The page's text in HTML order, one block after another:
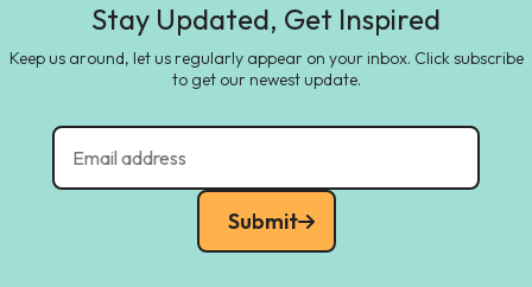
Stay Updated, Get Inspired
Keep us around, let us regularly appear on your inbox. Click subscribe
to get our newest update.
Submit